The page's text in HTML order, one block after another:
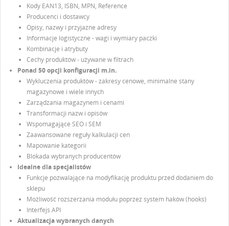
Kody EAN13, ISBN, MPN, Reference
Producenci i dostawcy
Opisy, nazwy i przyjazne adresy
Informacje logistyczne - wagi i wymiary paczki
Kombinacje i atrybuty
Cechy produktów - używane w filtrach
Ponad 50 opcji konfiguracji m.in.
Wykluczenia produktów - zakresy cenowe, minimalne stany
magazynowe i wiele innych
Zarządzania magazynem i cenami
Transformacji nazw i opisów
Wspomagające SEO i SEM
Zaawansowane reguły kalkulacji cen
Mapowanie kategorii
Blokada wybranych producentów
Idealne dla specjalistów
Funkcje pozwalające na modyfikację produktu przed dodaniem do
sklepu
Możliwość rozszerzania modułu poprzez system haków (hooks)
Interfejs API
Aktualizacja wybranych danych